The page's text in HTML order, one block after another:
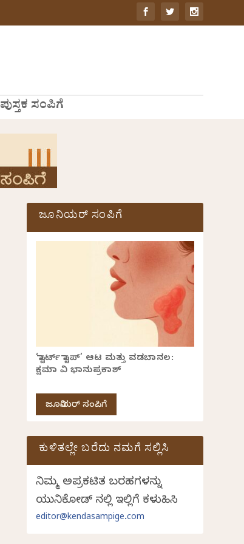
ಪುಸ್ತಕ ಸಂಪಿಗೆ
ಜೂನಿಯರ್ ಸಂಪಿಗೆ
‘ಸ್ಟಾರ್ಟ್ ಸ್ಟಾಪ್’ ಆಟ ಮತ್ತು ವಡಬಾನಲ:
ಕ್ಷಮಾ ವಿ ಭಾನುಪ್ರಕಾಶ್
ಜೂನಿಯರ್ ಸಂಪಿಗೆ
ಕುಳಿತಲ್ಲೇ ಬರೆದು ನಮಗೆ ಸಲ್ಲಿಸಿ
ನಿಮ್ಮ ಅಪ್ರಕಟಿತ ಬರಹಗಳನ್ನು
ಯುನಿಕೋಡ್ ನಲ್ಲಿ ಇಲ್ಲಿಗೆ ಕಳುಹಿಸಿ
editor@kendasampige.com